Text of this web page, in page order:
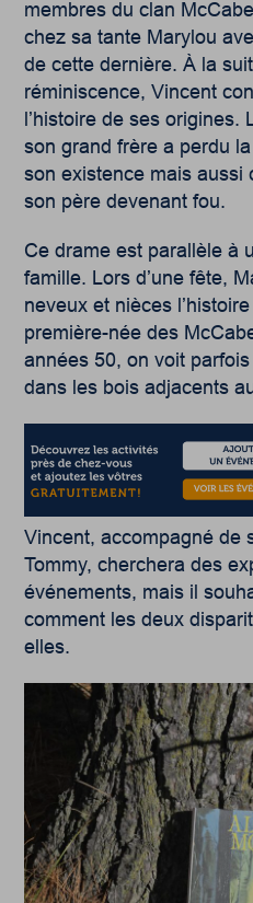
membres du clan
chez sa tante Marylou
de cette dernière. À la
réminiscence, Vincent
l’histoire de ses origines.
son grand frère a perdu
son existence mais aussi
son père devenant fou.
Ce drame est parallèle à
famille. Lors d’une fête,
neveux et nièces
première-née des
années 50, on voit
dans les bois adjacents
Vincent, accompagné de
Tommy, cherchera des
événements, mais il
comment les deux
elles.